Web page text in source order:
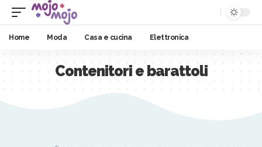
Home Moda Casa e cucina Elettronica
Contenitori e barattoli